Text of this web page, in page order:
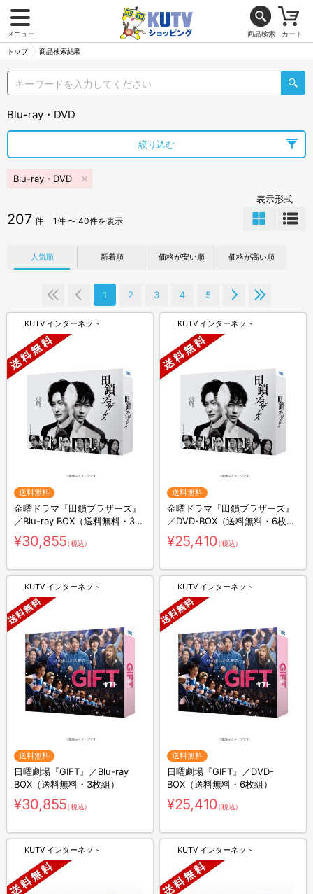
メニュー 商品検索 カート
トップ 商品検索結果
Blu-ray・DVD
絞り込む
Blu-ray・DVD
207 件 1件 〜 40件を表示
表示形式
人気順 新着順 価格が安い順 価格が高い順
1 2 3 4 5
KUTV インターネット
送料無料
金曜ドラマ『田鎖ブラザーズ』
／Blu-ray BOX（送料無料・3枚
組）
¥30,855（税込）
KUTV インターネット
送料無料
金曜ドラマ『田鎖ブラザーズ』
／DVD-BOX（送料無料・6枚
組）
¥25,410（税込）
KUTV インターネット
送料無料
日曜劇場『GIFT』／Blu-ray
BOX（送料無料・3枚組）
¥30,855（税込）
KUTV インターネット
送料無料
日曜劇場『GIFT』／DVD-
BOX（送料無料・6枚組）
¥25,410（税込）
KUTV インターネット KUTV インターネット